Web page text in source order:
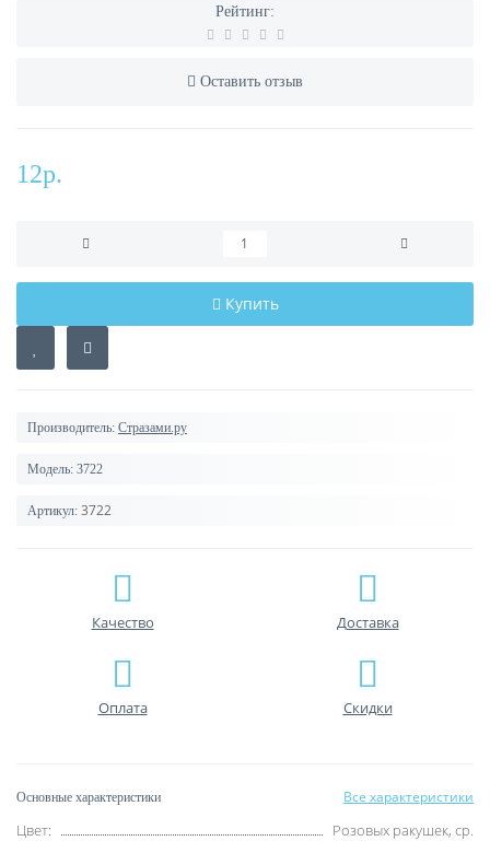
Рейтинг:
Оставить отзыв
12р.
Купить
Производитель: Стразами.ру
Модель: 3722
Артикул: 3722
Качество Доставка
Оплата Скидки
Основные характеристики Все характеристики
Цвет:
Розовых ракушек, ср.